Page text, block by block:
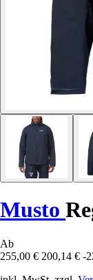
Musto
Ab
255,00 € 200,14 € -